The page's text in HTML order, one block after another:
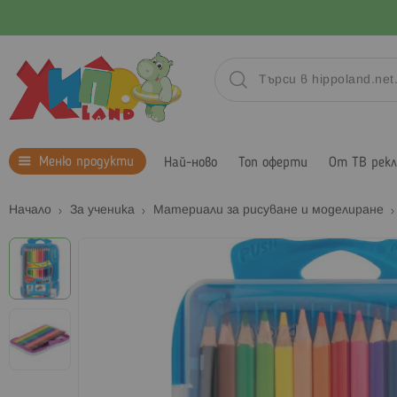
Меню продукти Най-ново Топ оферти От ТВ
Начало За ученика Материали за рисуване и моделиране
Преминете
към
края
на
на
изображенията